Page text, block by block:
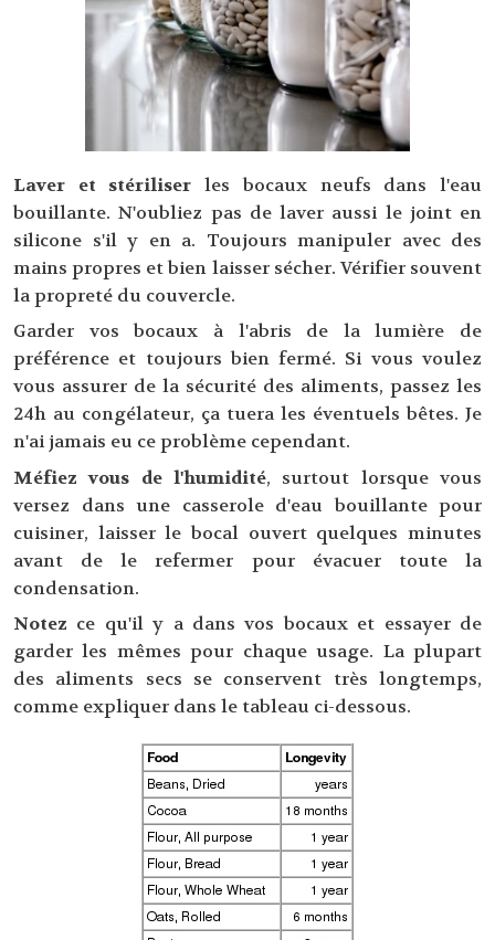
Laver et stériliser les bocaux neufs dans l'eau
bouillante. N'oubliez pas de laver aussi le joint en
silicone s'il y en a. Toujours manipuler avec des
mains propres et bien laisser sécher. Vérifier souvent
la propreté du couvercle.
Garder vos bocaux à l'abris de la lumière de
préférence et toujours bien fermé. Si vous voulez
vous assurer de la sécurité des aliments, passez les
24h au congélateur, ça tuera les éventuels bêtes. Je
n'ai jamais eu ce problème cependant.
Méfiez vous de l'humidité, surtout lorsque vous
versez dans une casserole d'eau bouillante pour
cuisiner, laisser le bocal ouvert quelques minutes
avant de le refermer pour évacuer toute la
condensation.
Notez ce qu'il y a dans vos bocaux et essayer de
garder les mêmes pour chaque usage. La plupart
des aliments secs se conservent très longtemps,
comme expliquer dans le tableau ci-dessous.